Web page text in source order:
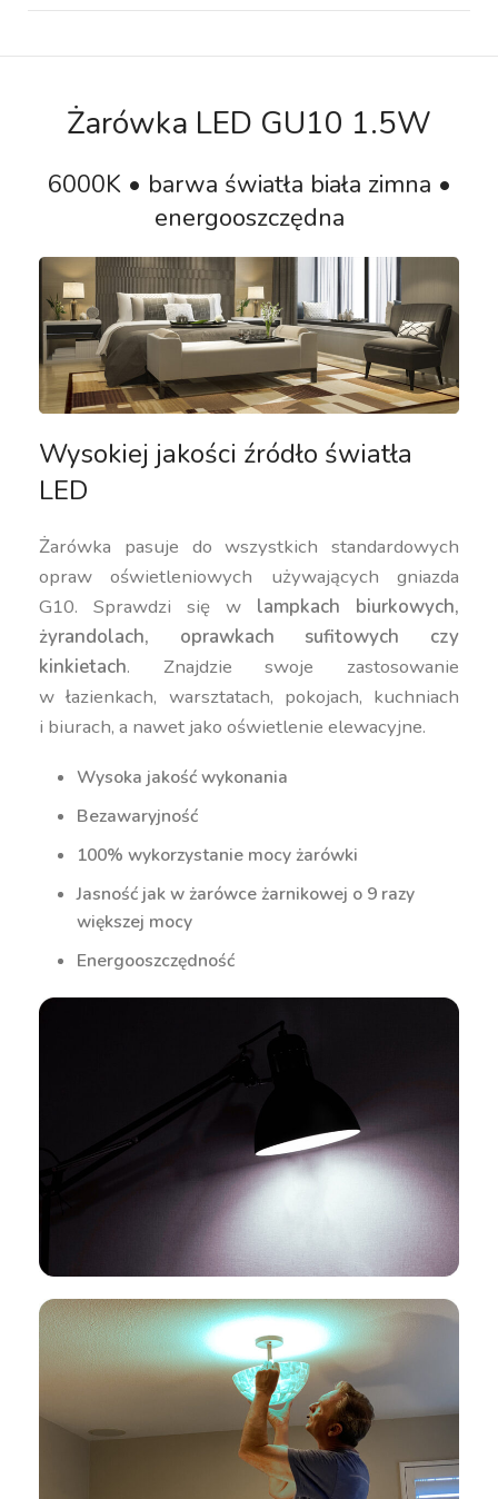
Żarówka LED GU10 1.5W
6000K • barwa światła biała zimna •
energooszczędna
Wysokiej jakości źródło światła
LED
Żarówka pasuje do wszystkich standardowych
opraw oświetleniowych używających gniazda
G10. Sprawdzi się w lampkach biurkowych,
żyrandolach, oprawkach sufitowych czy
kinkietach. Znajdzie swoje zastosowanie
w łazienkach, warsztatach, pokojach, kuchniach
i biurach, a nawet jako oświetlenie elewacyjne.
Wysoka jakość wykonania
Bezawaryjność
100% wykorzystanie mocy żarówki
Jasność jak w żarówce żarnikowej o 9 razy
większej mocy
Energooszczędność